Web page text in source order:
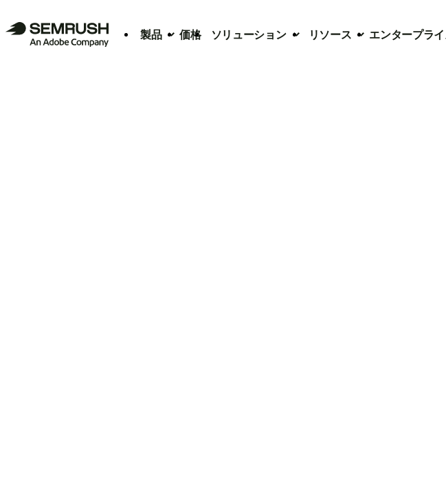
製品 価格 ソリューション リソース エンタープラ